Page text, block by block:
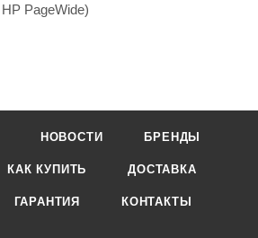
PageWide)
НОВОСТИ БРЕНДЫ
КАК КУПИТЬ ДОСТАВКА
ГАРАНТИЯ КОНТАКТЫ